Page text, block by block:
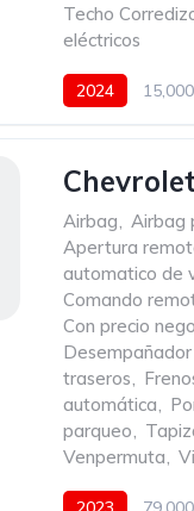
Techo
eléctricos
2024
Airbag, Airbag
Apertura
automatico de
Comando
Con precio
traseros,
automática,
parqueo,
Venpermuta,